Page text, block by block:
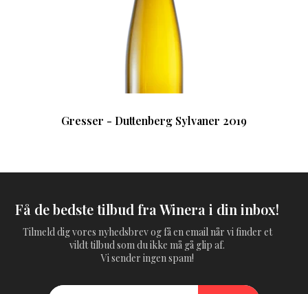
Gresser - Duttenberg Sylvaner 2019
Få de bedste tilbud fra Winera i din inbox!
Tilmeld dig vores nyhedsbrev og få en email når vi finder et
vildt tilbud som du ikke må gå glip af.
Vi sender ingen spam!